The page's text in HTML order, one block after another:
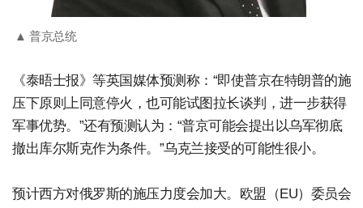
▲ 普京总统
《泰晤士报》等英国媒体预测称：“即使普京在特朗普的施
压下原则上同意停火，也可能试图拉长谈判，进一步获得
军事优势。”还有预测认为：“普京可能会提出以乌军彻底
撤出库尔斯克作为条件。”乌克兰接受的可能性很小。
预计西方对俄罗斯的施压力度会加大。欧盟（EU）委员会